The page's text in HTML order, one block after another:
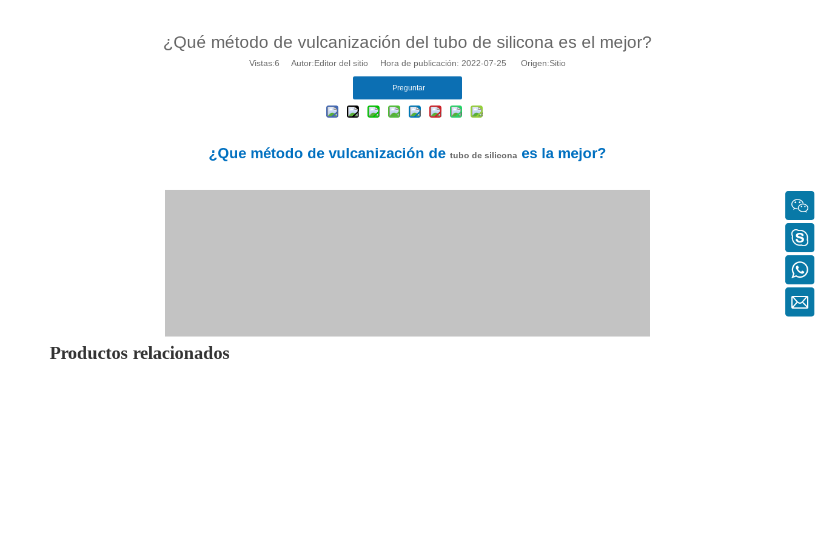
¿Qué método de vulcanización del tubo de silicona es el mejor?
Vistas:6 Autor:Editor del sitio Hora de publicación: 2022-07-25 Origen:Sitio
Preguntar
¿ Que método de vulcanización de tubo de silicona es la mejor?
Productos relacionados